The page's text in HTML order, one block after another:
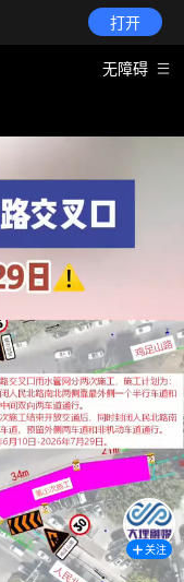
打开
无障碍
关注